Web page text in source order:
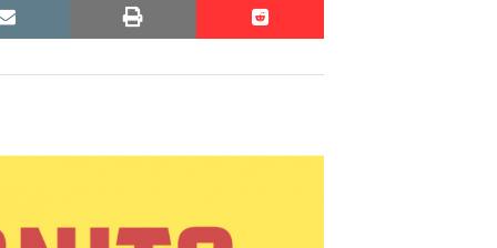
email print reddit
reddit